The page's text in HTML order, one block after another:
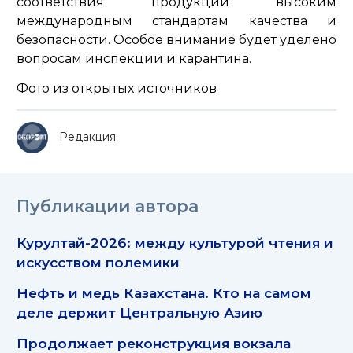
международным стандартам качества и
безопасности. Особое внимание будет уделено
вопросам инспекции и карантина.
Фото из открытых источников
Редакция
Публикации автора
Курултай-2026: между культурой чтения и
искусством полемики
Нефть и медь Казахстана. Кто на самом
деле держит Центральную Азию
Продолжает реконструкция вокзала